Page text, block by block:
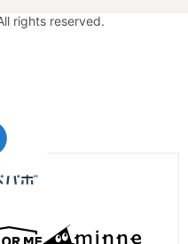
rights reserved.